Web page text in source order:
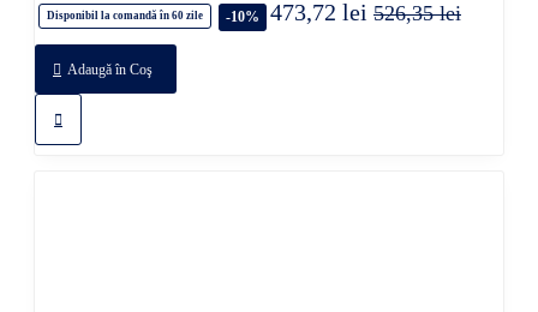
Disponibil la comandă în 60 zile -10% 473,72 lei 526,35 lei
Adaugă în Coş